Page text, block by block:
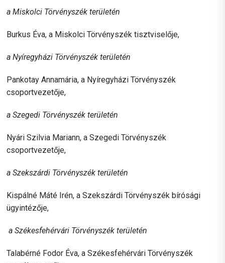
a Miskolci Törvényszék területén
Burkus Éva, a Miskolci Törvényszék tisztviselője,
a Nyíregyházi Törvényszék területén
Pankotay Annamária, a Nyíregyházi Törvényszék
csoportvezetője,
a Szegedi Törvényszék területén
Nyári Szilvia Mariann, a Szegedi Törvényszék
csoportvezetője,
a Szekszárdi Törvényszék területén
Kispálné Máté Irén, a Szekszárdi Törvényszék bírósági
ügyintézője,
a Székesfehérvári Törvényszék területén
Talabérné Fodor Éva, a Székesfehérvári Törvényszék